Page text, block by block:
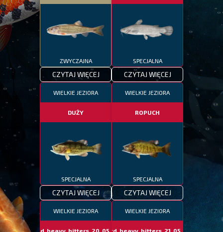
ZWYCZAJNA
CZYTAJ WIĘCEJ
SPECJALNA
CZYTAJ WIĘCEJ
WIELKIE JEZIORA
DUŻY
SPECJALNA
CZYTAJ WIĘCEJ
WIELKIE JEZIORA
ROPUCH
SPECJALNA
CZYTAJ WIĘCEJ
WIELKIE JEZIORA
fotd_heavy_hitters_20_05_24
WIELKIE JEZIORA
fotd_heavy_hitters_21_05_24